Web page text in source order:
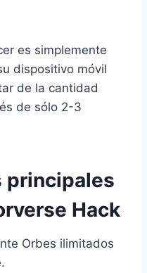
es simplemente
dispositivo móvil
de la cantidad
de sólo 2-3
principales
Hack
Orbes ilimitados